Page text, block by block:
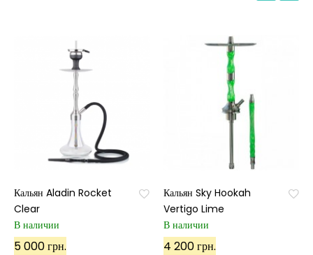
Кальян Aladin Rocket
Clear
В наличии
5 000 грн.
Кальян Sky Hookah
Vertigo Lime
В наличии
4 200 грн.